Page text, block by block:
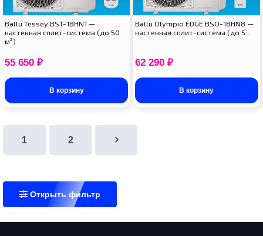
Ballu Tessey BST-18HN1 —
настенная сплит-система (до 50
м²)
55 650 ₽
В корзину
Ballu Olympio EDGE BSO-18HN8 —
настенная сплит-система (до 5…
62 290 ₽
В корзину
1 2
Открыть фильтр